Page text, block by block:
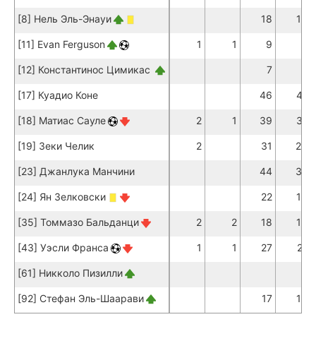
[8] Нель Эль-Энауи 18 16
[11] Evan Ferguson 1 1 9
[12] Константинос Цимикас 7
[17] Куадио Коне 46 41
[18] Матиас Сауле 2 1 39 31
[19] Зеки Челик 2 31 20
[23] Джанлука Манчини 44 37
[24] Ян Зелковски 22 18
[35] Томмазо Бальданци 2 2 18 13
[43] Уэсли Франса 1 1 27 21
[61] Никколо Пизилли
[92] Стефан Эль-Шаарави 17 16